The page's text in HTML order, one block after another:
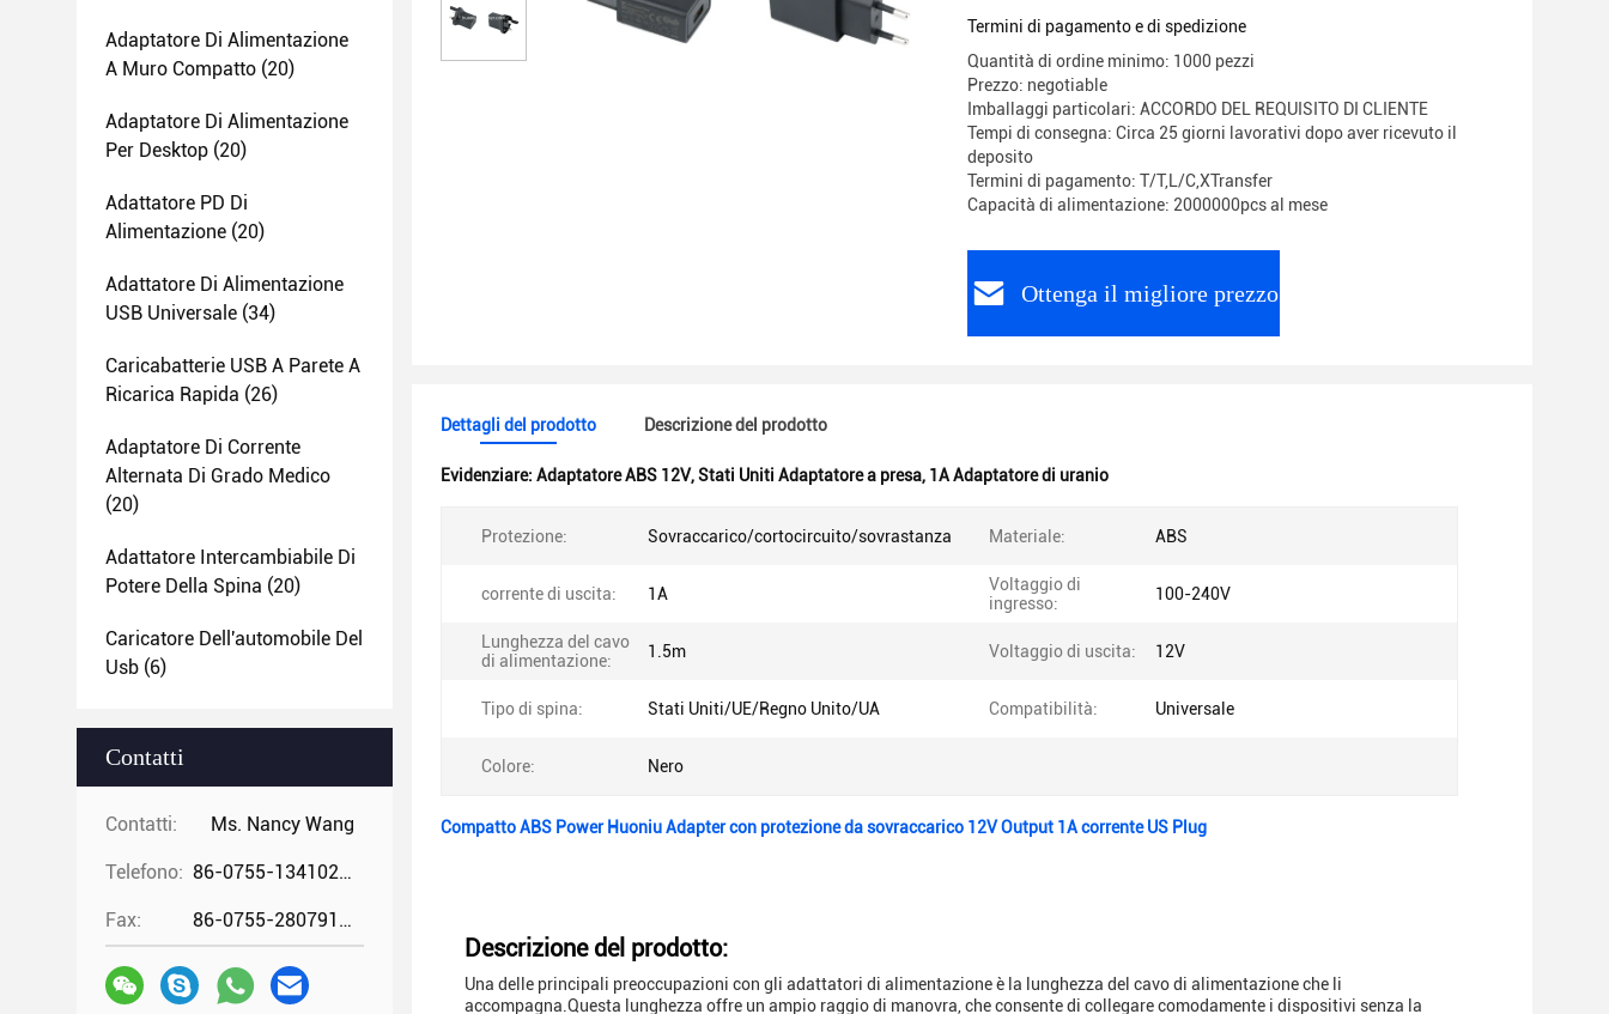
Adaptatore Di Alimentazione
A Muro Compatto (20)
Adaptatore Di Alimentazione
Per Desktop (20)
Adattatore PD Di
Alimentazione (20)
Adattatore Di Alimentazione
USB Universale (34)
Caricabatterie USB A Parete A
Ricarica Rapida (26)
Adaptatore Di Corrente
Alternata Di Grado Medico
(20)
Adattatore Intercambiabile Di
Potere Della Spina (20)
Caricatore Dell'automobile Del
Usb (6)
Contatti
Contatti: Ms. Nancy Wang
Telefono: 86-0755-13410274294
Fax: 86-0755-28079166
Termini di pagamento e di spedizione
Quantità di ordine minimo: 1000 pezzi
Prezzo: negotiable
Imballaggi particolari: ACCORDO DEL REQUISITO DI CLIENTE
Tempi di consegna: Circa 25 giorni lavorativi dopo aver ricevuto il
deposito
Termini di pagamento: T/T,L/C,XTransfer
Capacità di alimentazione: 2000000pcs al mese
Ottenga il migliore prezzo
Dettagli del prodotto Descrizione del prodotto
Evidenziare: Adaptatore ABS 12V,Stati Uniti Adaptatore a presa, 1A Adaptatore di uranio
Protezione: Sovraccarico/cortocircuito/sovrastanza Materiale: ABS
corrente di uscita: 1A
Voltaggio di
ingresso:
100-240V
Lunghezza del cavo
di alimentazione:
1.5m Voltaggio di uscita: 12V
Tipo di spina: Stati Uniti/UE/Regno Unito/UA Compatibilità: Universale
Colore: Nero
Compatto ABS Power Huoniu Adapter con protezione da sovraccarico 12V Output 1A corrente US Plug
Descrizione del prodotto:
Una delle principali preoccupazioni con gli adattatori di alimentazione è la lunghezza del cavo di alimentazione che li
accompagna.Questa lunghezza offre un ampio raggio di manovra, che consente di collegare comodamente i dispositivi senza la